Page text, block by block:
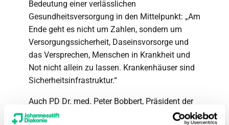
Bedeutung einer verlässlichen
Gesundheitsversorgung in den Mittelpunkt: „Am
Ende geht es nicht um Zahlen, sondern um
Versorgungssicherheit, Daseinsvorsorge und
das Versprechen, Menschen in Krankheit und
Not nicht allein zu lassen. Krankenhäuser sind
Sicherheitsinfrastruktur.“
Auch PD Dr. med. Peter Bobbert, Präsident der
Berliner Ärztekammer und Landesvorsitzender